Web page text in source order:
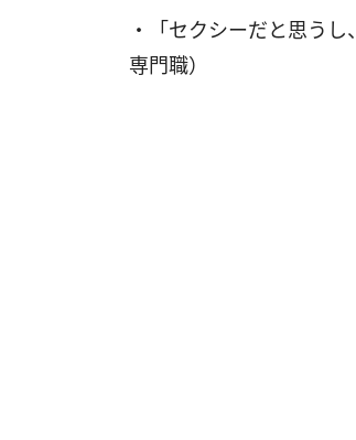
・「セクシーだと思う
専門職）